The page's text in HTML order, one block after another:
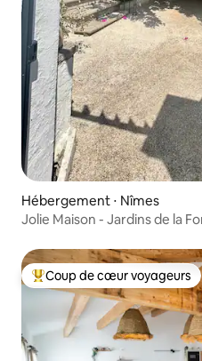
Hébergement ⋅ Nîmes
Jolie Maison - Jardins de la
Coups de cœur voyageurs
Coup de cœur voyageurs